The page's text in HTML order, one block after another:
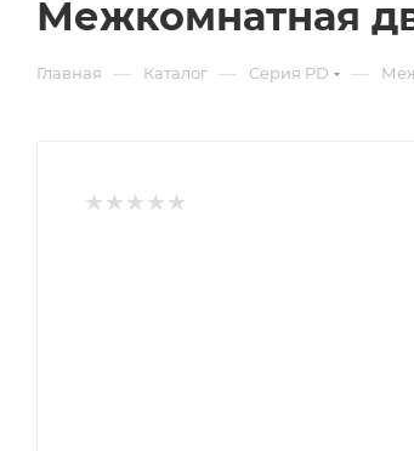
Межкомнатная
Главная — Каталог — Серия PD —